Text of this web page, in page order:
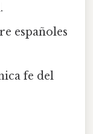
españoles
fe del